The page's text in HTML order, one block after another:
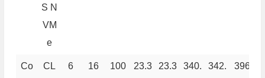
S N
VM
e
Co
CL
6 16 100 23.3
23.3
340.
342.
396